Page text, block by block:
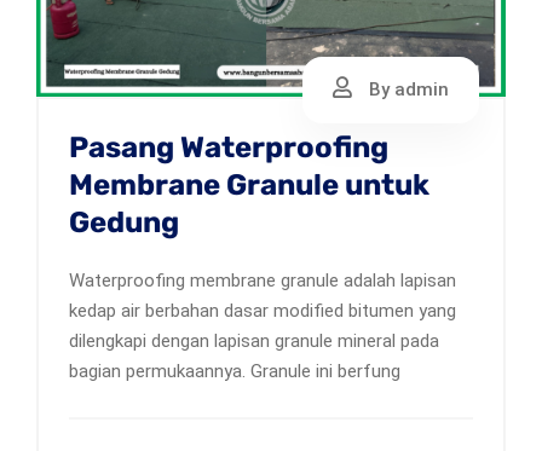
By admin
Pasang Waterproofing
Membrane Granule untuk
Gedung
Waterproofing membrane granule adalah lapisan
kedap air berbahan dasar modified bitumen yang
dilengkapi dengan lapisan granule mineral pada
bagian permukaannya. Granule ini berfung